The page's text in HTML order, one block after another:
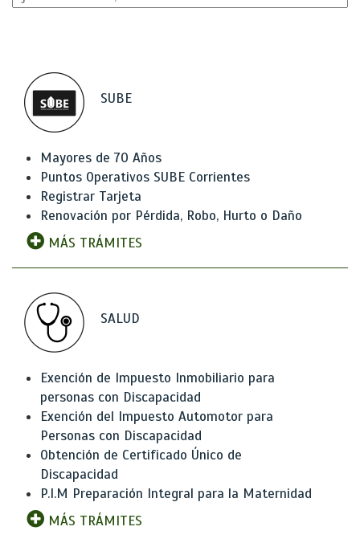
SUBE
Mayores de 70 Años
Puntos Operativos SUBE Corrientes
Registrar Tarjeta
Renovación por Pérdida, Robo, Hurto o Daño
MÁS TRÁMITES
SALUD
Exención de Impuesto Inmobiliario para
personas con Discapacidad
Exención del Impuesto Automotor para
Personas con Discapacidad
Obtención de Certificado Único de
Discapacidad
P.I.M Preparación Integral para la Maternidad
MÁS TRÁMITES